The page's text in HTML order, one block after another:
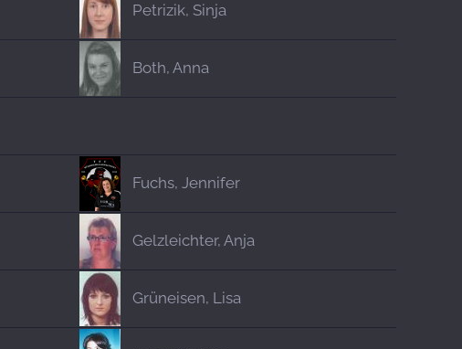
Petrizik, Sinja
Both, Anna
Fuchs, Jennifer
Gelzleichter, Anja
Grüneisen, Lisa